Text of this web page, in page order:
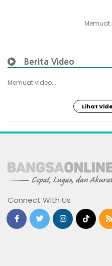
Memuat
Berita Video
Memuat video...
Lihat
Connect With Us